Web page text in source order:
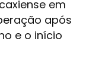
em
após
e o início